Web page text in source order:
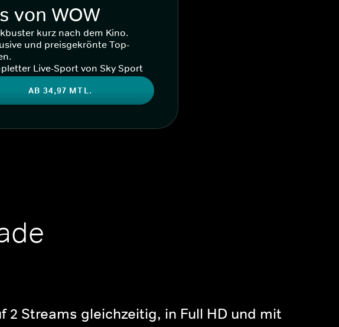
von WOW
kurz nach dem Kino.
und preisgekrönte Top-
Live-Sport von Sky Sport
AB 34,97 MTL.
Streams gleichzeitig, in Full HD und mit